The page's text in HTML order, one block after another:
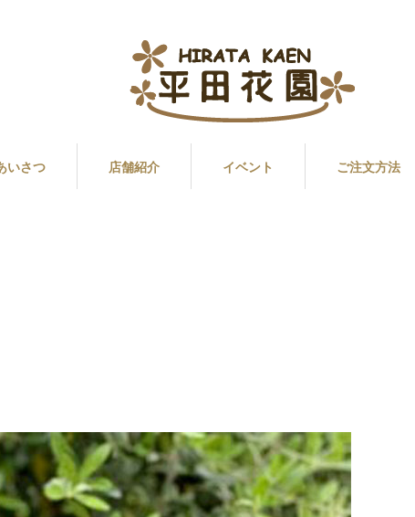
いさつ 店舗紹介 イベント ご注文方法